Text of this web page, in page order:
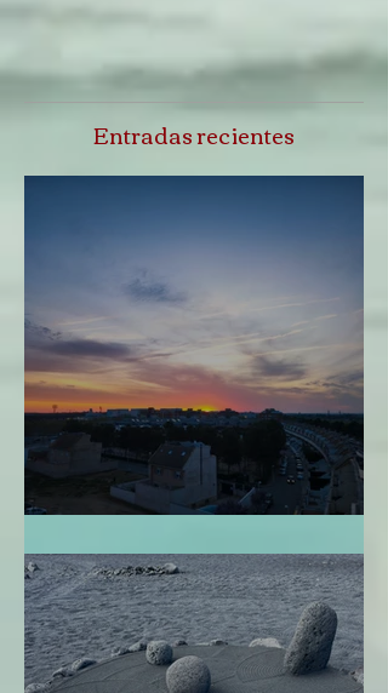
Entradas recientes